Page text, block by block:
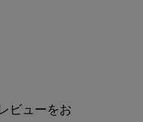
ビューをお